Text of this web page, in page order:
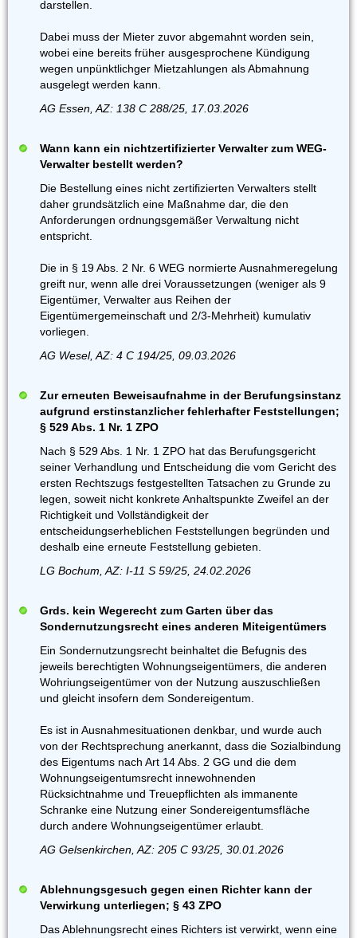
darstellen.
Dabei muss der Mieter zuvor abgemahnt worden sein,
wobei eine bereits früher ausgesprochene Kündigung
wegen unpünktlichger Mietzahlungen als Abmahnung
ausgelegt werden kann.
AG Essen, AZ: 138 C 288/25, 17.03.2026
Wann kann ein nichtzertifizierter Verwalter zum WEG-
Verwalter bestellt werden?
Die Bestellung eines nicht zertifizierten Verwalters stellt
daher grundsätzlich eine Maßnahme dar, die den
Anforderungen ordnungsgemäßer Verwaltung nicht
entspricht.
Die in § 19 Abs. 2 Nr. 6 WEG normierte Ausnahmeregelung
greift nur, wenn alle drei Voraussetzungen (weniger als 9
Eigentümer, Verwalter aus Reihen der
Eigentümergemeinschaft und 2/3-Mehrheit) kumulativ
vorliegen.
AG Wesel, AZ: 4 C 194/25, 09.03.2026
Zur erneuten Beweisaufnahme in der Berufungsinstanz
aufgrund erstinstanzlicher fehlerhafter Feststellungen;
§ 529 Abs. 1 Nr. 1 ZPO
Nach § 529 Abs. 1 Nr. 1 ZPO hat das Berufungsgericht
seiner Verhandlung und Entscheidung die vom Gericht des
ersten Rechtszugs festgestellten Tatsachen zu Grunde zu
legen, soweit nicht konkrete Anhaltspunkte Zweifel an der
Richtigkeit und Vollständigkeit der
entscheidungserheblichen Feststellungen begründen und
deshalb eine erneute Feststellung gebieten.
LG Bochum, AZ: I-11 S 59/25, 24.02.2026
Grds. kein Wegerecht zum Garten über das
Sondernutzungsrecht eines anderen Miteigentümers
Ein Sondernutzungsrecht beinhaltet die Befugnis des
jeweils berechtigten Wohnungseigentümers, die anderen
Wohriungseigentümer von der Nutzung auszuschließen
und gleicht insofern dem Sondereigentum.
Es ist in Ausnahmesituationen denkbar, und wurde auch
von der Rechtsprechung anerkannt, dass die Sozialbindung
des Eigentums nach Art 14 Abs. 2 GG und die dem
Wohnungseigentumsrecht innewohnenden
Rücksichtnahme und Treuepflichten als immanente
Schranke eine Nutzung einer SondereigentumsfIäche
durch andere Wohnungseigentümer erlaubt.
AG Gelsenkirchen, AZ: 205 C 93/25, 30.01.2026
Ablehnungsgesuch gegen einen Richter kann der
Verwirkung unterliegen; § 43 ZPO
Das Ablehnungsrecht eines Richters ist verwirkt, wenn eine